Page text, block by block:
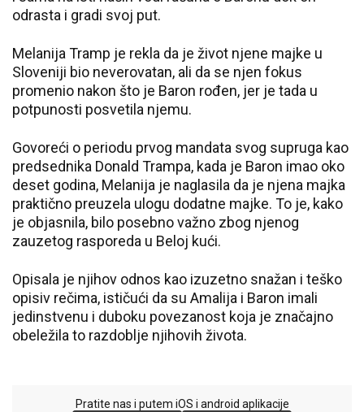
odrasta i gradi svoj put.
Melanija Tramp je rekla da je život njene majke u
Sloveniji bio neverovatan, ali da se njen fokus
promenio nakon što je Baron rođen, jer je tada u
potpunosti posvetila njemu.
Govoreći o periodu prvog mandata svog supruga kao
predsednika Donald Trampa, kada je Baron imao oko
deset godina, Melanija je naglasila da je njena majka
praktično preuzela ulogu dodatne majke. To je, kako
je objasnila, bilo posebno važno zbog njenog
zauzetog rasporeda u Beloj kući.
Opisala je njihov odnos kao izuzetno snažan i teško
opisiv rečima, ističući da su Amalija i Baron imali
jedinstvenu i duboku povezanost koja je značajno
obeležila to razdoblje njihovih života.
Pratite nas i putem iOS i android aplikacije